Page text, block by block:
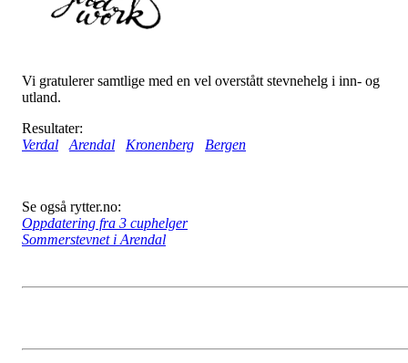
Vi gratulerer samtlige med en vel overstått stevnehelg i inn- og
utland.
Resultater:
Verdal
Arendal Kronenberg Bergen
Se også rytter.no:
Oppdatering fra 3 cuphelger
Sommerstevnet i Arendal